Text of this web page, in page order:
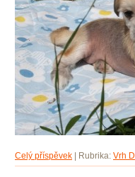
Celý příspěvek Rubrika: Vrh D